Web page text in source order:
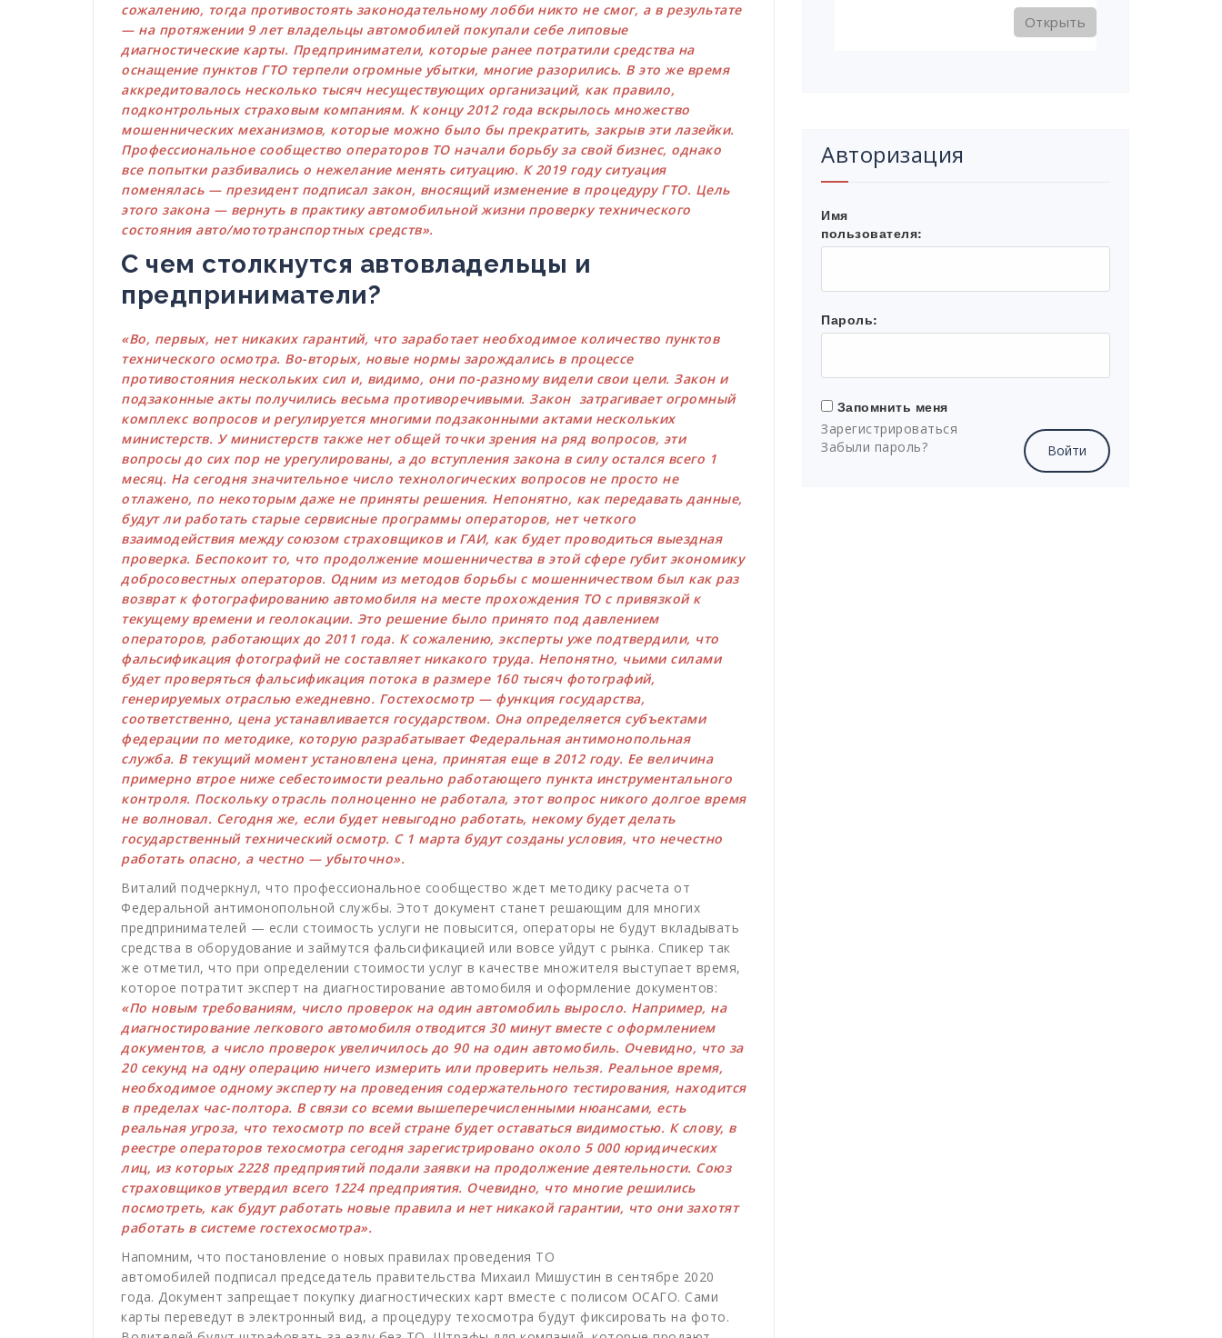
сожалению, тогда противостоять законодательному лобби никто не смог, а в результате
— на протяжении 9 лет владельцы автомобилей покупали себе липовые
диагностические карты. Предприниматели, которые ранее потратили средства на
оснащение пунктов ГТО терпели огромные убытки, многие разорились. В это же время
аккредитовалось несколько тысяч несуществующих организаций, как правило,
подконтрольных страховым компаниям. К концу 2012 года вскрылось множество
мошеннических механизмов, которые можно было бы прекратить, закрыв эти лазейки.
Профессиональное сообщество операторов ТО начали борьбу за свой бизнес, однако
все попытки разбивались о нежелание менять ситуацию. К 2019 году ситуация
поменялась — президент подписал закон, вносящий изменение в процедуру ГТО. Цель
этого закона — вернуть в практику автомобильной жизни проверку технического
состояния авто/мототранспортных средств».
С чем столкнутся автовладельцы и
предприниматели?
«Во, первых, нет никаких гарантий, что заработает необходимое количество пунктов
технического осмотра. Во-вторых, новые нормы зарождались в процессе
противостояния нескольких сил и, видимо, они по-разному видели свои цели. Закон и
подзаконные акты получились весьма противоречивыми. Закон затрагивает огромный
комплекс вопросов и регулируется многими подзаконными актами нескольких
министерств. У министерств также нет общей точки зрения на ряд вопросов, эти
вопросы до сих пор не урегулированы, а до вступления закона в силу остался всего 1
месяц. На сегодня значительное число технологических вопросов не просто не
отлажено, по некоторым даже не приняты решения. Непонятно, как передавать данные,
будут ли работать старые сервисные программы операторов, нет четкого
взаимодействия между союзом страховщиков и ГАИ, как будет проводиться выездная
проверка. Беспокоит то, что продолжение мошенничества в этой сфере губит экономику
добросовестных операторов. Одним из методов борьбы с мошенничеством был как раз
возврат к фотографированию автомобиля на месте прохождения ТО с привязкой к
текущему времени и геолокации. Это решение было принято под давлением
операторов, работающих до 2011 года. К сожалению, эксперты уже подтвердили, что
фальсификация фотографий не составляет никакого труда. Непонятно, чьими силами
будет проверяться фальсификация потока в размере 160 тысяч фотографий,
генерируемых отраслью ежедневно. Гостехосмотр — функция государства,
соответственно, цена устанавливается государством. Она определяется субъектами
федерации по методике, которую разрабатывает Федеральная антимонопольная
служба. В текущий момент установлена цена, принятая еще в 2012 году. Ее величина
примерно втрое ниже себестоимости реально работающего пункта инструментального
контроля. Поскольку отрасль полноценно не работала, этот вопрос никого долгое время
не волновал. Сегодня же, если будет невыгодно работать, некому будет делать
государственный технический осмотр. С 1 марта будут созданы условия, что нечестно
работать опасно, а честно — убыточно».
Виталий подчеркнул, что профессиональное сообщество ждет методику расчета от
Федеральной антимонопольной службы. Этот документ станет решающим для многих
предпринимателей — если стоимость услуги не повысится, операторы не будут вкладывать
средства в оборудование и займутся фальсификацией или вовсе уйдут с рынка. Спикер так
же отметил, что при определении стоимости услуг в качестве множителя выступает время,
которое потратит эксперт на диагностирование автомобиля и оформление документов:
«По новым требованиям, число проверок на один автомобиль выросло. Например, на
диагностирование легкового автомобиля отводится 30 минут вместе с оформлением
документов, а число проверок увеличилось до 90 на один автомобиль. Очевидно, что за
20 секунд на одну операцию ничего измерить или проверить нельзя. Реальное время,
необходимое одному эксперту на проведения содержательного тестирования, находится
в пределах час-полтора. В связи со всеми вышеперечисленными нюансами, есть
реальная угроза, что техосмотр по всей стране будет оставаться видимостью. К слову, в
реестре операторов техосмотра сегодня зарегистрировано около 5 000 юридических
лиц, из которых 2228 предприятий подали заявки на продолжение деятельности. Союз
страховщиков утвердил всего 1224 предприятия. Очевидно, что многие решились
посмотреть, как будут работать новые правила и нет никакой гарантии, что они захотят
работать в системе гостехосмотра».
Напомним, что постановление о новых правилах проведения ТО
автомобилей подписал председатель правительства Михаил Мишустин в сентябре 2020
года. Документ запрещает покупку диагностических карт вместе с полисом ОСАГО. Сами
карты переведут в электронный вид, а процедуру техосмотра будут фиксировать на фото.
Открыть
Авторизация
Имя
пользователя:
Пароль:
Запомнить меня
Войти
Зарегистрироваться
Забыли пароль?